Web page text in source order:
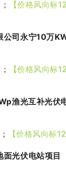
； 【价格风向标
公司永宁10万
； 【价格风向标
渔光互补光伏
； 【价格风向标
面光伏电站项目